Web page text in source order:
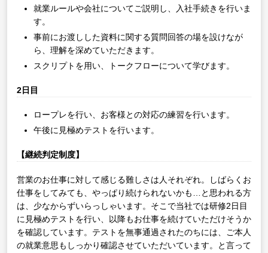
就業ルールや会社についてご説明し、入社手続きを行いま
す。
事前にお渡しした資料に関する質問回答の場を設けなが
ら、理解を深めていただきます。
スクリプトを用い、トークフローについて学びます。
2日目
ロープレを行い、お客様との対応の練習を行います。
午後に見極めテストを行います。
【継続判定制度】
営業のお仕事に対して感じる難しさは人それぞれ。しばらくお
仕事をしてみても、やっぱり続けられないかも…と思われる方
は、少なからずいらっしゃいます。そこで当社では研修2日目
に見極めテストを行い、以降もお仕事を続けていただけそうか
を確認しています。テストを無事通過されたのちには、ご本人
の就業意思もしっかり確認させていただいています。と言って